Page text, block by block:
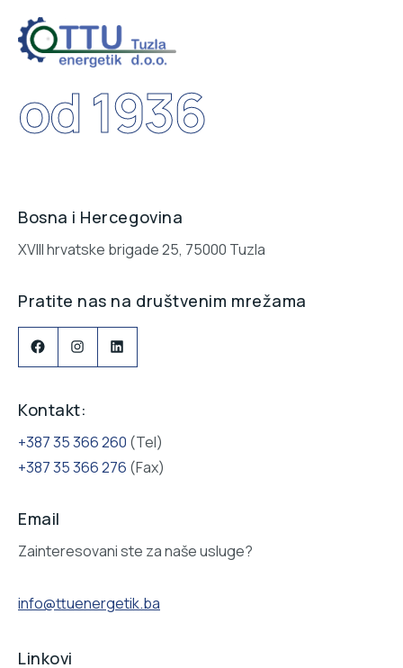
od 1936
Bosna i Hercegovina
XVIII hrvatske brigade 25, 75000 Tuzla
Pratite nas na društvenim mrežama
Facebook
InstagramLinkedIn
Kontakt:
+387 35 366 260 (Tel)
+387 35 366 276 (Fax)
Email
Zainteresovani ste za naše usluge?
info@ttuenergetik.ba
Linkovi